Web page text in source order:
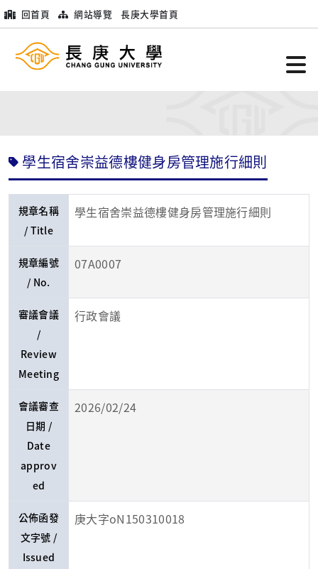
回首頁 網站導覽 長庚大學首頁
學生宿舍崇益德樓健身房管理施行細則
規章名稱
/ Title
學生宿舍崇益德樓健身房管理施行細則
規章編號
/ No.
07A0007
審議會議
/
Review
Meeting
行政會議
會議審查
日期 /
Date
approv
ed
2026/02/24
公佈函發
文字號 /
Issued
庚大字oN150310018